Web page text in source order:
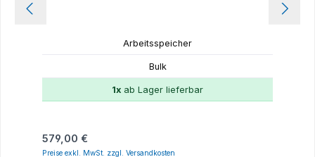
Arbeitsspeicher
Bulk
1x ab Lager lieferbar
Regulärer Preis:
579,00 €
Preise exkl. MwSt. zzgl. Versandkosten